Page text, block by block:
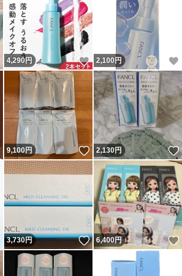
いいね！
4,290円 いいね！
2,100 円
いいね！
9,100円 いいね！
2,130円
いいね！
3,730円 いいね！
6,400円